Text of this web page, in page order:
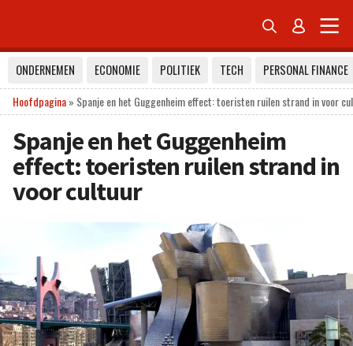
 
ONDERNEMEN ECONOMIE POLITIEK TECH
PERSONAL FINANCE
Hoofdpagina» Spanje en het Guggenheim effect: toeristen ruilen strand in voor
Spanje en het Guggenheim
effect: toeristen ruilen strand in
voor cultuur